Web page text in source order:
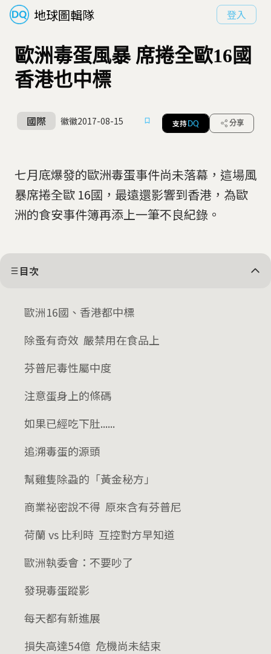
地球圖輯隊 登入
歐洲毒蛋風暴 席捲全歐16國
香港也中標
國際 徽徽2017-08-15 支持 DQ 分享
七月底爆發的歐洲毒蛋事件尚未落幕，這場風
暴席捲全歐 16國，最遠還影響到香港，為歐
洲的食安事件簿再添上一筆不良紀錄。
目次
歐洲16國、香港都中標
除蚤有奇效 嚴禁用在食品上
芬普尼毒性屬中度
注意蛋身上的條碼
如果已經吃下肚......
追溯毒蛋的源頭
幫雞隻除蝨的「黃金秘方」
商業祕密說不得 原來含有芬普尼
荷蘭 vs 比利時 互控對方早知道
歐洲執委會：不要吵了
發現毒蛋蹤影
每天都有新進展
損失高達54億 危機尚未結束